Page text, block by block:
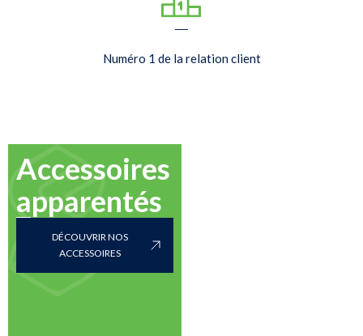
—
Numéro 1 de la relation client
Accessoires
apparentés
DÉCOUVRIR NOS
ACCESSOIRES